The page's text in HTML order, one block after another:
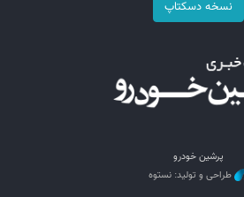
نسخه دسکتاپ
پرشین خودرو
طراحی و تولید: نستوه